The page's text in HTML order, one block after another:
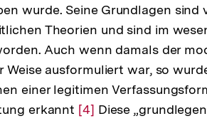
wurde. Seine Grundlagen sind
Theorien und sind im
Auch wenn damals der
ausformuliert war, so
einer legitimen
erkannt Zur
[4] Diese